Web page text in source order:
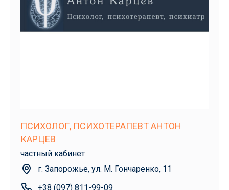
ПСИХОЛОГ, ПСИХОТЕРАПЕВТ АНТОН
КАРЦЕВ
частный кабинет
г. Запорожье, ул. М. Гончаренко, 11
+38 (097) 811-99-09